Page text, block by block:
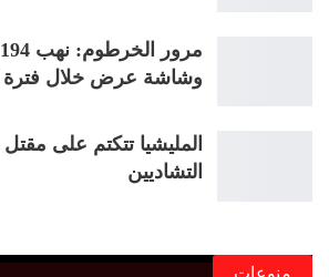
وشاشة عرض خلال فترة
المليشيا تتكتم على
التشاديين
منوعات